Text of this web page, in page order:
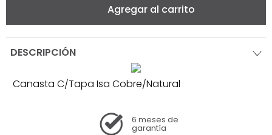
Agregar al carrito
DESCRIPCIÓN
Canasta C/Tapa Isa Cobre/Natural
6 meses de
garantía